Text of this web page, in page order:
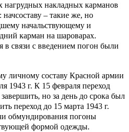
нагрудных накладных карманов
– такие же, но
начальствующему и
карман на шароварах.
в связи с введением погон были
личному составу Красной армии
1943 г. К 15 февраля переход
но за день до срока был
переход до 15 марта 1943 г.
обмундирования погоны
формой одежды.